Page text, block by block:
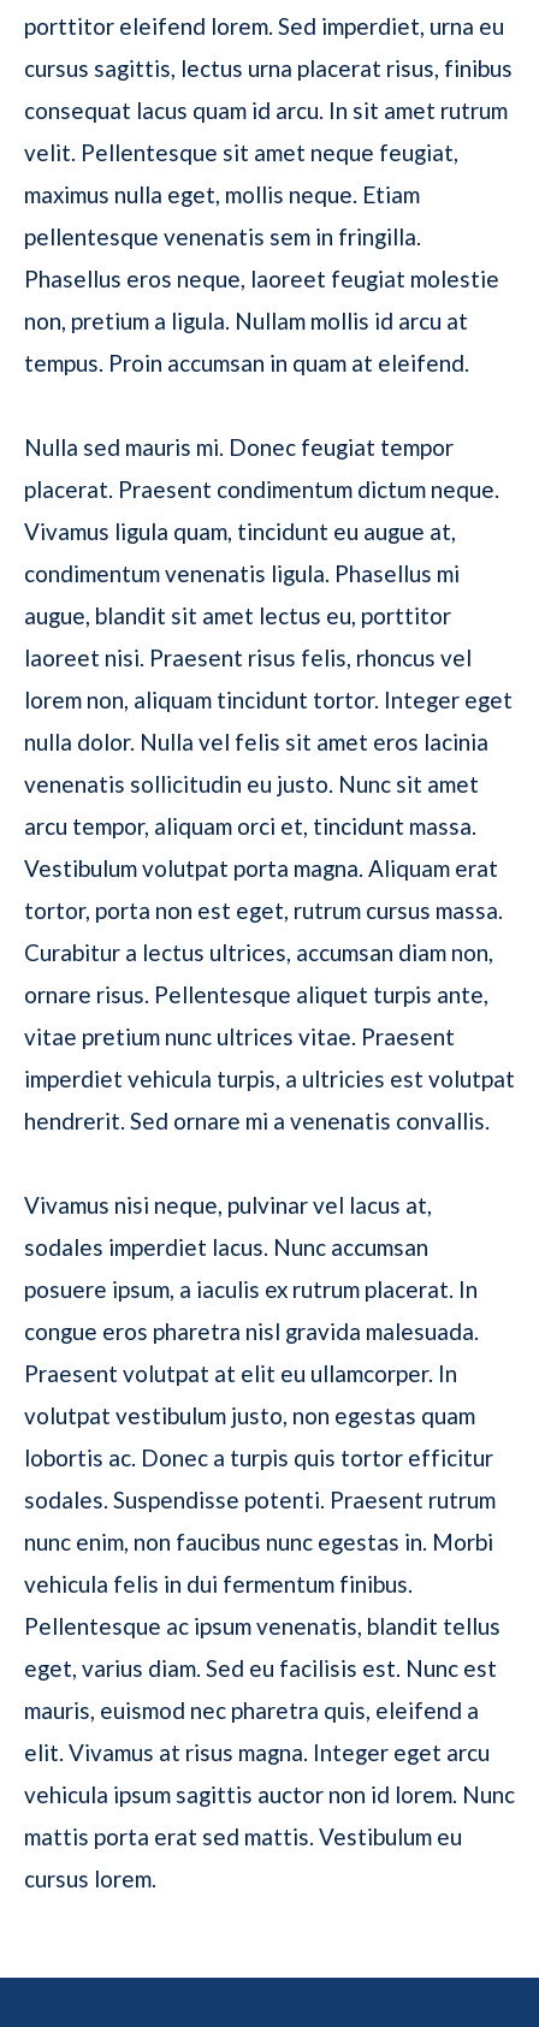
porttitor eleifend lorem. Sed imperdiet, urna eu
cursus sagittis, lectus urna placerat risus, finibus
consequat lacus quam id arcu. In sit amet rutrum
velit. Pellentesque sit amet neque feugiat,
maximus nulla eget, mollis neque. Etiam
pellentesque venenatis sem in fringilla.
Phasellus eros neque, laoreet feugiat molestie
non, pretium a ligula. Nullam mollis id arcu at
tempus. Proin accumsan in quam at eleifend.
Nulla sed mauris mi. Donec feugiat tempor
placerat. Praesent condimentum dictum neque.
Vivamus ligula quam, tincidunt eu augue at,
condimentum venenatis ligula. Phasellus mi
augue, blandit sit amet lectus eu, porttitor
laoreet nisi. Praesent risus felis, rhoncus vel
lorem non, aliquam tincidunt tortor. Integer eget
nulla dolor. Nulla vel felis sit amet eros lacinia
venenatis sollicitudin eu justo. Nunc sit amet
arcu tempor, aliquam orci et, tincidunt massa.
Vestibulum volutpat porta magna. Aliquam erat
tortor, porta non est eget, rutrum cursus massa.
Curabitur a lectus ultrices, accumsan diam non,
ornare risus. Pellentesque aliquet turpis ante,
vitae pretium nunc ultrices vitae. Praesent
imperdiet vehicula turpis, a ultricies est volutpat
hendrerit. Sed ornare mi a venenatis convallis.
Vivamus nisi neque, pulvinar vel lacus at,
sodales imperdiet lacus. Nunc accumsan
posuere ipsum, a iaculis ex rutrum placerat. In
congue eros pharetra nisl gravida malesuada.
Praesent volutpat at elit eu ullamcorper. In
volutpat vestibulum justo, non egestas quam
lobortis ac. Donec a turpis quis tortor efficitur
sodales. Suspendisse potenti. Praesent rutrum
nunc enim, non faucibus nunc egestas in. Morbi
vehicula felis in dui fermentum finibus.
Pellentesque ac ipsum venenatis, blandit tellus
eget, varius diam. Sed eu facilisis est. Nunc est
mauris, euismod nec pharetra quis, eleifend a
elit. Vivamus at risus magna. Integer eget arcu
vehicula ipsum sagittis auctor non id lorem. Nunc
mattis porta erat sed mattis. Vestibulum eu
cursus lorem.